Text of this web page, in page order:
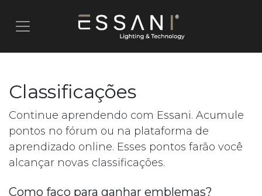
Classificações
Continue aprendendo com Essani. Acumule
pontos no fórum ou na plataforma de
aprendizado online. Esses pontos farão você
alcançar novas classificações.
Como faço para ganhar emblemas?